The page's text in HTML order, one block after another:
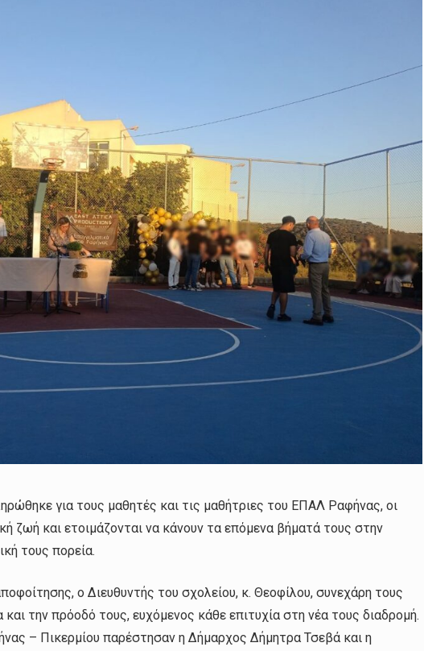
για τους μαθητές και τις μαθήτριες του ΕΠΑΛ Ραφήνας, οι
ζωή και ετοιμάζονται να κάνουν τα επόμενα βήματά τους στην
τους πορεία.
ο Διευθυντής του σχολείου, κ. Θεοφίλου, συνεχάρη τους
την πρόοδό τους, ευχόμενος κάθε επιτυχία στη νέα τους διαδρομή.
– Πικερμίου παρέστησαν η Δήμαρχος Δήμητρα Τσεβά και η